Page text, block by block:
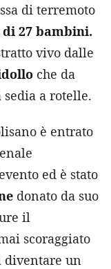
di terremoto
27 bambini.
vivo dalle
che da
a rotelle.
è entrato
ed è stato
donato da suo
il
scoraggiato
diventare un